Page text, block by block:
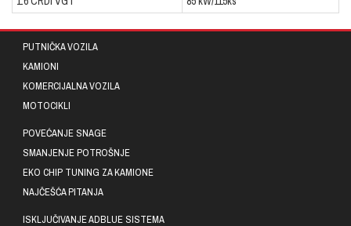
PUTNIČKA VOZILA
KAMIONI
KOMERCIJALNA VOZILA
MOTOCIKLI
POVEĆANJE SNAGE
SMANJENJE POTROŠNJE
EKO CHIP TUNING ZA KAMIONE
NAJČEŠĆA PITANJA
ISKLJUČIVANJE ADBLUE SISTEMA